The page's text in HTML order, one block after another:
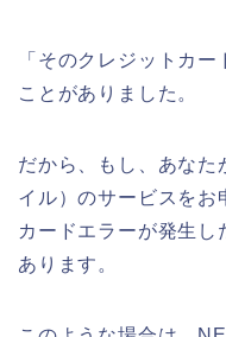
「そのクレジットカ
ことがありました。
だから、もし、あな
イル）のサービスをお
カードエラーが発生し
あります。